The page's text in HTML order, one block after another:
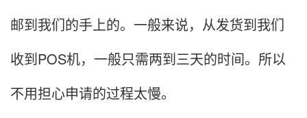
邮到我们的手上的。一般来说，从发货到我们
收到POS机，一般只需两到三天的时间。所以
不用担心申请的过程太慢。